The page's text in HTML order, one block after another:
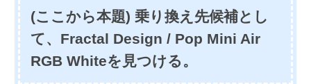
(ここから本題) 乗り換え先候補とし
て、Fractal Design / Pop Mini Air
RGB Whiteを見つける。